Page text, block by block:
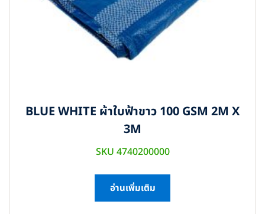
BLUE WHITE ผ้าใบฟ้าขาว 100 GSM 2M X
3M
SKU 4740200000
อ่านเพิ่มเติม